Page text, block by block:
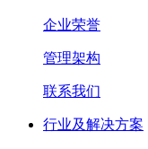
企业荣誉
管理架构
联系我们
行业及解决方案